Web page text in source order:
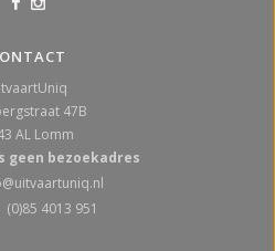
47B
AL Lomm
geen bezoekadres
(0)85 4013 951